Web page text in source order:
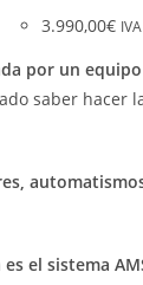
3.990,00€
por un
saber hacer
el sistema